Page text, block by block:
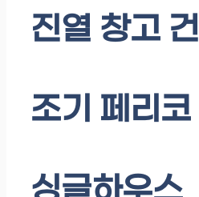
진열 창고 건
조기 페리코